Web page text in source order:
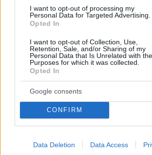
I want to opt-out of processing my
Personal Data for Targeted Advertising.
Opted In
I want to opt-out of Collection, Use,
Retention, Sale, and/or Sharing of my
Personal Data that Is Unrelated with the
Purposes for which it was collected.
Opted In
Google consents
CONFIRM
Data Deletion Data Access
Staks: Πώς μια cool καντίνα
ρίζωσε) σε ένα αθέατο οικόπεδο
Από brunch μέχρι δείπνο δίπλα
στο κύμα: Γιατί στο Bolivar πας
Περιπέτεια, χαλάρωση ή δροσιά;
Βρήκαμε το ρόφημα που θα